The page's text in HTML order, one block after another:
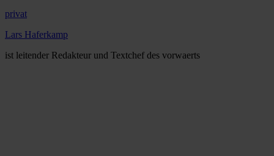
privat
Lars Haferkamp
ist leitender Redakteur und Textchef des vorwaerts